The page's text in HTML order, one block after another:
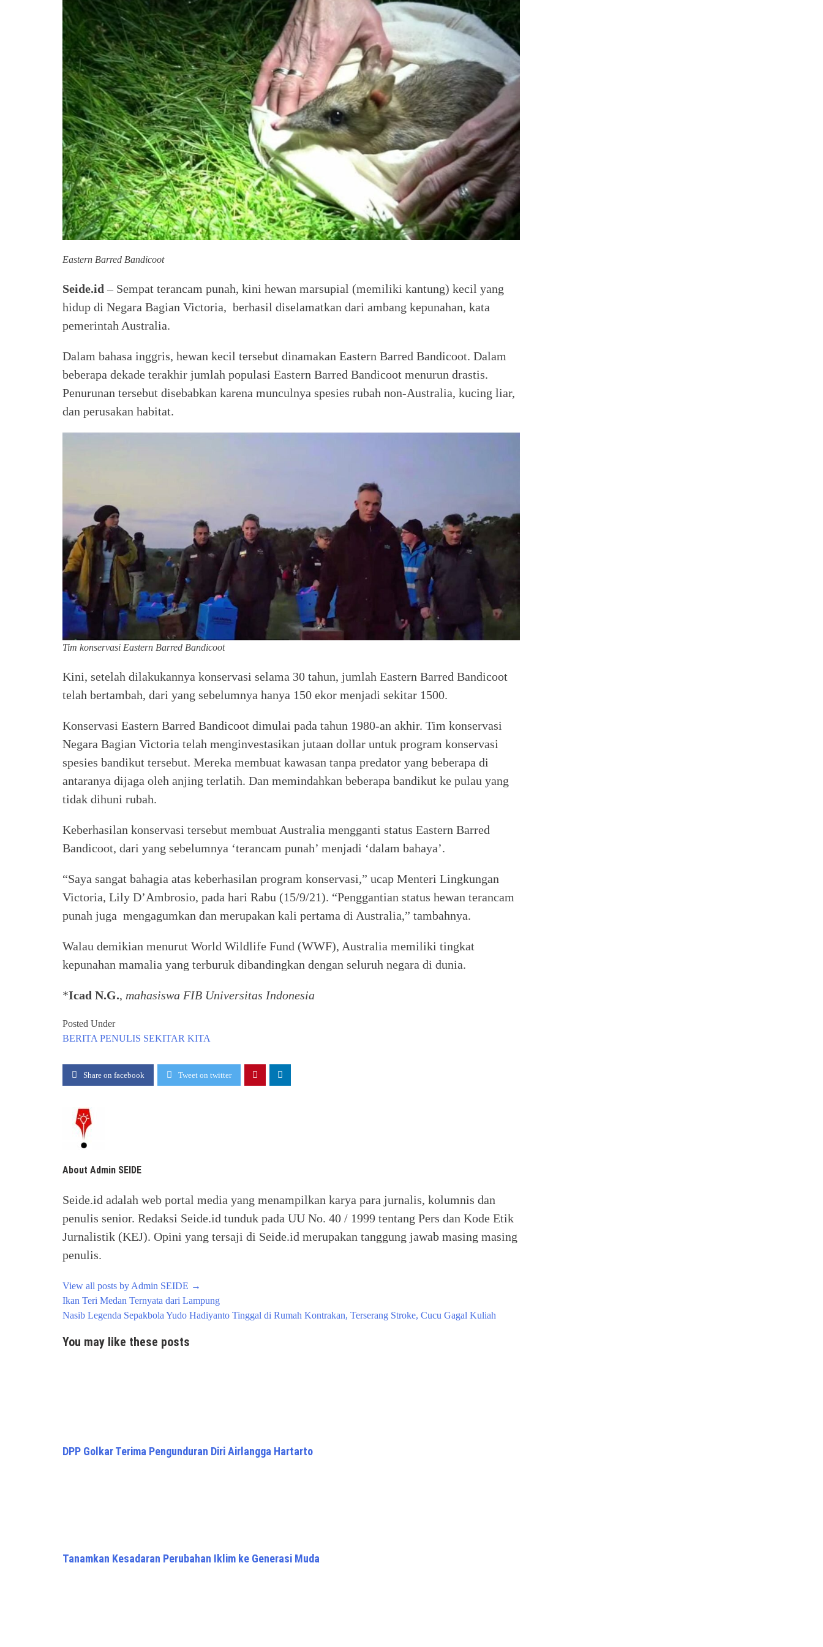
Eastern Barred Bandicoot
Seide.id – Sempat terancam punah, kini hewan marsupial (memiliki kantung) kecil yang
hidup di Negara Bagian Victoria, berhasil diselamatkan dari ambang kepunahan, kata
pemerintah Australia.
Dalam bahasa inggris, hewan kecil tersebut dinamakan Eastern Barred Bandicoot. Dalam
beberapa dekade terakhir jumlah populasi Eastern Barred Bandicoot menurun drastis.
Penurunan tersebut disebabkan karena munculnya spesies rubah non-Australia, kucing liar,
dan perusakan habitat.
Tim konservasi Eastern Barred Bandicoot
Kini, setelah dilakukannya konservasi selama 30 tahun, jumlah Eastern Barred Bandicoot
telah bertambah, dari yang sebelumnya hanya 150 ekor menjadi sekitar 1500.
Konservasi Eastern Barred Bandicoot dimulai pada tahun 1980-an akhir. Tim konservasi
Negara Bagian Victoria telah menginvestasikan jutaan dollar untuk program konservasi
spesies bandikut tersebut. Mereka membuat kawasan tanpa predator yang beberapa di
antaranya dijaga oleh anjing terlatih. Dan memindahkan beberapa bandikut ke pulau yang
tidak dihuni rubah.
Keberhasilan konservasi tersebut membuat Australia mengganti status Eastern Barred
Bandicoot, dari yang sebelumnya ‘terancam punah’ menjadi ‘dalam bahaya’.
“Saya sangat bahagia atas keberhasilan program konservasi,” ucap Menteri Lingkungan
Victoria, Lily D’Ambrosio, pada hari Rabu (15/9/21). “Penggantian status hewan terancam
punah juga mengagumkan dan merupakan kali pertama di Australia,” tambahnya.
Walau demikian menurut World Wildlife Fund (WWF), Australia memiliki tingkat
kepunahan mamalia yang terburuk dibandingkan dengan seluruh negara di dunia.
*Icad N.G., mahasiswa FIB Universitas Indonesia
Posted Under
BERITA PENULIS SEKITAR KITA
Share on facebook Tweet on twitter
About Admin SEIDE
Seide.id adalah web portal media yang menampilkan karya para jurnalis, kolumnis dan
penulis senior. Redaksi Seide.id tunduk pada UU No. 40 / 1999 tentang Pers dan Kode Etik
Jurnalistik (KEJ). Opini yang tersaji di Seide.id merupakan tanggung jawab masing masing
penulis.
View all posts by Admin SEIDE →
Post
navigation
Ikan Teri Medan Ternyata dari Lampung
Nasib Legenda Sepakbola Yudo Hadiyanto Tinggal di Rumah Kontrakan, Terserang Stroke, Cucu Gagal Kuliah
You may like these posts
DPP Golkar Terima Pengunduran Diri Airlangga Hartarto
Tanamkan Kesadaran Perubahan Iklim ke Generasi Muda